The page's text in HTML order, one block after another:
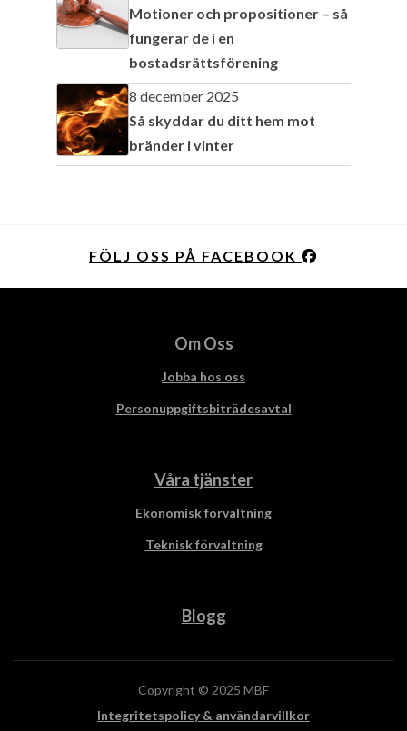
Motioner och propositioner – så
fungerar de i en
bostadsrättsförening
8 december 2025
Så skyddar du ditt hem mot
bränder i vinter
FÖLJ OSS PÅ FACEBOOK
Om Oss
Jobba hos oss
Personuppgiftsbiträdesavtal
Våra tjänster
Ekonomisk förvaltning
Teknisk förvaltning
Blogg
Copyright © 2025 MBF
Integritetspolicy & användarvillkor